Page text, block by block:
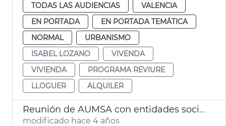
TODAS LAS AUDIENCIAS
VALENCIA
EN PORTADA
EN PORTADA TEMÁTICA
NORMAL
URBANISMO
ISABEL LOZANO
VIVENDA
VIVIENDA
PROGRAMA REVIURE
LLOGUER
ALQUILER
Reunión de AUMSA con entidades sociales
modificado hace 4 años